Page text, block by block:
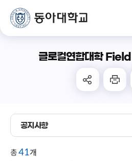
글로컬연합대학 Field
공지사항
총41개
제목